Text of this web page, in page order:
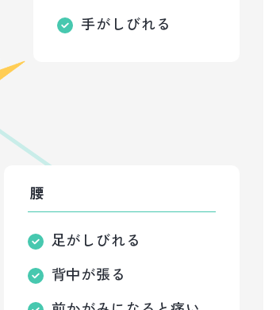
手がしびれる
腰
足がしびれる
背中が張る